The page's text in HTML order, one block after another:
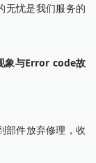
无忧是我们服务的
象与Error code故
部件放弃修理，收